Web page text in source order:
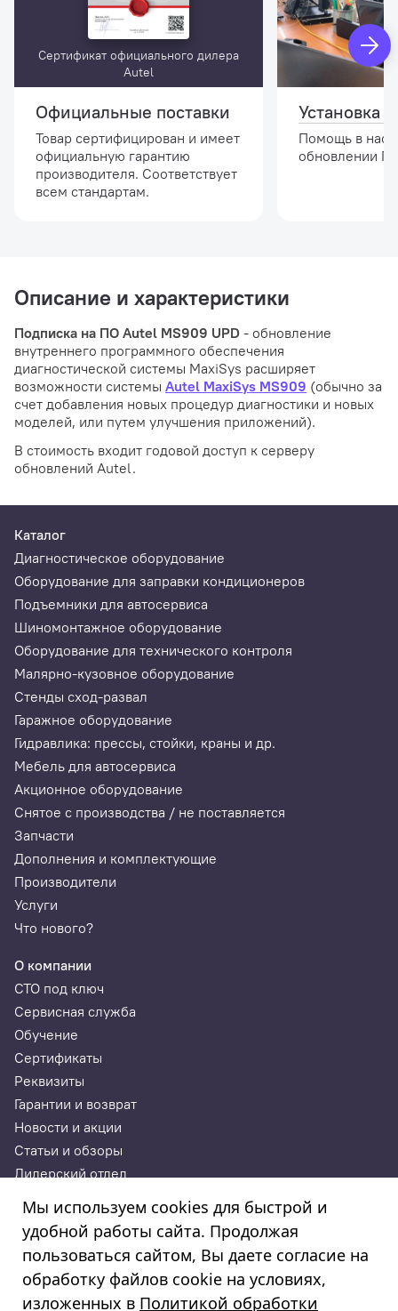
Сертификат официального дилера
Autel
Официальные поставки
Товар сертифицирован и имеет
официальную гарантию
производителя. Соответствует
всем стандартам.
Установка
Помощь в
обновлении
Описание и характеристики
Подписка на ПО Autel MS909 UPD - обновление
внутреннего программного обеспечения
диагностической системы MaxiSys расширяет
возможности системы Autel MaxiSys MS909 (обычно за
счет добавления новых процедур диагностики и новых
моделей, или путем улучшения приложений).
В стоимость входит годовой доступ к серверу
обновлений Autel.
Каталог
Диагностическое оборудование
Оборудование для заправки кондиционеров
Подъемники для автосервиса
Шиномонтажное оборудование
Оборудование для технического контроля
Малярно-кузовное оборудование
Стенды сход-развал
Гаражное оборудование
Гидравлика: прессы, стойки, краны и др.
Мебель для автосервиса
Акционное оборудование
Снятое с производства / не поставляется
Запчасти
Дополнения и комплектующие
Производители
Услуги
Что нового?
О компании
СТО под ключ
Сервисная служба
Обучение
Сертификаты
Реквизиты
Гарантии и возврат
Новости и акции
Статьи и обзоры
Дилерский отдел
© 2003—2025
ИП Годунова Лариса Леонидовна
ИНН 532108772827, ОГРНИП 308532130300022, ОКПО
308532130300022
Мы используем cookies для быстрой и
удобной работы сайта. Продолжая
пользоваться сайтом, Вы даете согласие на
обработку файлов cookie на условиях,
изложенных в Политикой обработки